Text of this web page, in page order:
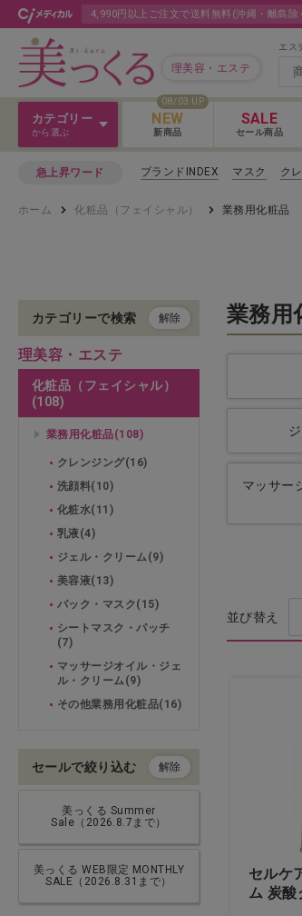
4,990円以上ご注文で送料無料(沖縄・離島除
理美容・エステ
エス
カテゴリー
から選ぶ
Ｖ３＆Ｌａｓｈ
カットウィッグ
カラー剤
パーマ剤
ヘアケア
カン
理美容用品・小物
化粧品（フェイシャル）
化粧品（ボディ）
エステ機器
エステ用品・小物
ネイル
接骨院・クリニック用品
Ｖ
08/03 UP
NEW
新商品
SALE
セール商品
急上昇ワード ブランドINDEX マスク ク
ホーム 化粧品（フェイシャル） 業務用化粧品
業務用
マッサー
並び替え
セルケ
ム 炭酸
カテゴリーで検索 解除
理美容・エステ
化粧品（フェイシャル）
(108)
業務用化粧品(108)
クレンジング(16)
洗顔料(10)
化粧水(11)
乳液(4)
ジェル・クリーム(9)
美容液(13)
パック・マスク(15)
シートマスク・パッチ
(7)
マッサージオイル・ジェ
ル・クリーム(9)
その他業務用化粧品(16)
セールで絞り込む 解除
美っくる Summer
Sale（2026.8.7まで）
美っくる WEB限定 MONTHLY
SALE（2026.8.31まで）